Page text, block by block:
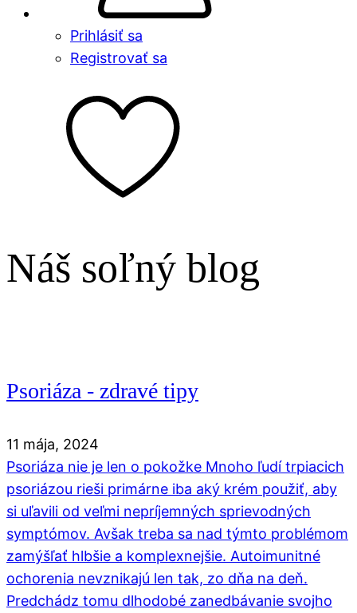
Prihlásiť sa
Registrovať sa
Náš soľný blog
Psoriáza - zdravé tipy
11 mája, 2024
Psoriáza nie je len o pokožke Mnoho ľudí trpiacich
psoriázou rieši primárne iba aký krém použiť, aby
si uľavili od veľmi nepríjemných sprievodných
symptómov. Avšak treba sa nad týmto problémom
zamýšľať hlbšie a komplexnejšie. Autoimunitné
ochorenia nevznikajú len tak, zo dňa na deň.
Predchádz tomu dlhodobé zanedbávanie svojho